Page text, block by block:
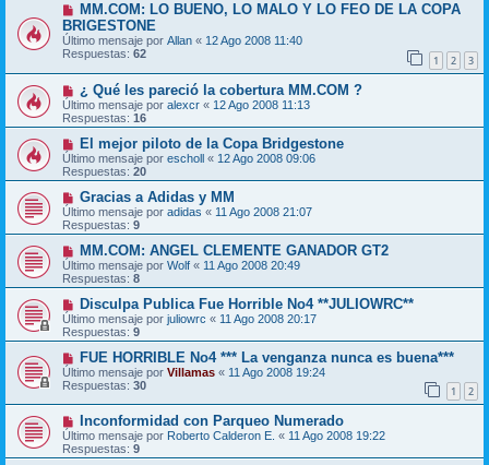
MM.COM: LO BUENO, LO MALO Y LO FEO DE LA COPA
BRIGESTONE
Último mensaje por Allan « 12 Ago 2008 11:40
Respuestas: 62 1 2 3
¿ Qué les pareció la cobertura MM.COM ?
Último mensaje por alexcr « 12 Ago 2008 11:13
Respuestas: 16
El mejor piloto de la Copa Bridgestone
Último mensaje por escholl « 12 Ago 2008 09:06
Respuestas: 20
Gracias a Adidas y MM
Último mensaje por adidas « 11 Ago 2008 21:07
Respuestas: 9
MM.COM: ANGEL CLEMENTE GANADOR GT2
Último mensaje por Wolf « 11 Ago 2008 20:49
Respuestas: 8
Disculpa Publica Fue Horrible No4 **JULIOWRC**
Último mensaje por juliowrc « 11 Ago 2008 20:17
Respuestas: 9
FUE HORRIBLE No4 *** La venganza nunca es buena***
Último mensaje por Villamas « 11 Ago 2008 19:24
Respuestas: 30 1 2
Inconformidad con Parqueo Numerado
Último mensaje por Roberto Calderon E. « 11 Ago 2008 19:22
Respuestas: 9